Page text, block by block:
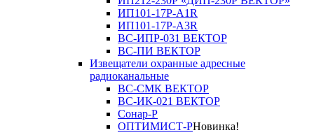
ИП101-17Р-A1R
ИП101-17Р-A3R
ВС-ИПР-031 ВЕКТОР
ВС-ПИ ВЕКТОР
Извещатели охранные адресные
радиоканальные
ВС-СМК ВЕКТОР
ВС-ИК-021 ВЕКТОР
Сонар-Р
ОПТИМИСТ-РНовинка!